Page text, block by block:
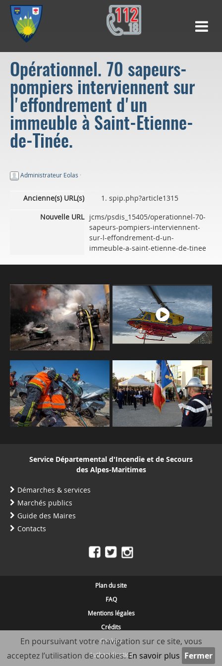
Opérationnel. 70 sapeurs-
pompiers interviennent sur
l'effondrement d'un
immeuble à Saint-Etienne-
de-Tinée.
Administrateur Eolas ·
Ancienne(s) URL(s)
spip.php?article1315
Nouvelle URL jcms/psdis_15405/operationnel-70-
sapeurs-pompiers-interviennent-
sur-l-effondrement-d-un-
immeuble-a-saint-etienne-de-tinee
Service Départemental d'Incendie et de Secours
des Alpes-Maritimes
Démarches & services
Marchés publics
Guide des Maires
Contacts
Plan du site
FAQ
Mentions légales
Crédits
Cookies
Authentification
En poursuivant votre navigation sur ce site, vous
acceptez l’utilisation de cookies.En savoir plus